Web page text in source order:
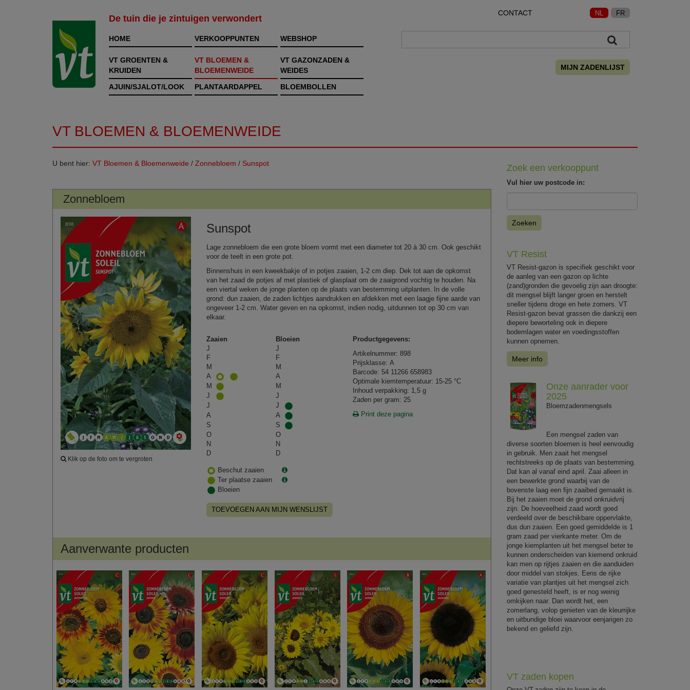
De tuin die je zintuigen verwondert
CONTACT NL FR
HOME VERKOOPPUNTEN WEBSHOP
VT GROENTEN &
KRUIDEN
VT BLOEMEN &
BLOEMENWEIDE
VT GAZONZADEN &
WEIDES
AJUIN/SJALOT/LOOK
PLANTAARDAPPEL BLOEMBOLLEN
MIJN ZADENLIJST
VT BLOEMEN & BLOEMENWEIDE
U bent hier: VT Bloemen & Bloemenweide / Zonnebloem / Sunspot
Zonnebloem
Klik op de foto om te vergroten
Sunspot
Lage zonnebloem die een grote bloem vormt met een diameter tot 20 à 30 cm. Ook geschikt
voor de teelt in een grote pot.
Binnenshuis in een kweekbakje of in potjes zaaien, 1-2 cm diep. Dek tot aan de opkomst
van het zaad de potjes af met plastiek of glasplaat om de zaaigrond vochtig te houden. Na
een viertal weken de jonge planten op de plaats van bestemming uitplanten. In de volle
grond: dun zaaien, de zaden lichtjes aandrukken en afdekken met een laagje fijne aarde van
ongeveer 1-2 cm. Water geven en na opkomst, indien nodig, uitdunnen tot op 30 cm van
elkaar.
Zaaien
Bloeien
J
J
F
F
M
M
A
A
M
M
J
J
J
J
A
A
S
S
O
O
N
N
D
D
Beschut zaaien
Ter plaatse zaaien
Bloeien
TOEVOEGEN AAN MIJN WENSLIJST
Productgegevens:
Artikelnummer: 898
Prijsklasse: A
Barcode: 54 11266 658983
Optimale kiemtemperatuur: 15-25 °C
Inhoud verpakking: 1,5 g
Zaden per gram: 25
Print deze pagina
Aanverwante producten
Zoek een verkooppunt
Vul hier uw postcode in:
Zoeken
VT Resist
VT Resist-gazon is specifiek geschikt voor
de aanleg van een gazon op lichte
(zand)gronden die gevoelig zijn aan droogte:
dit mengsel blijft langer groen en herstelt
sneller tijdens droge en hete zomers. VT
Resist-gazon bevat grassen die dankzij een
diepere beworteling ook in diepere
bodemlagen water en voedingsstoffen
kunnen opnemen.
Meer info
Onze aanrader voor
2025
Bloemzadenmengsels
Een mengsel zaden van
diverse soorten bloemen is heel eenvoudig
in gebruik. Men zaait het mengsel
rechtstreeks op de plaats van bestemming.
Dat kan al vanaf eind april. Zaai alleen in
een bewerkte grond waarbij van de
bovenste laag een fijn zaaibed gemaakt is.
Bij het zaaien moet de grond onkruidvrij
zijn. De hoeveelheid zaad wordt goed
verdeeld over de beschikbare oppervlakte,
dus dun zaaien. Een goed gemiddelde is 1
gram zaad per vierkante meter. Om de
jonge kiemplanten uit het mengsel beter te
kunnen onderscheiden van kiemend onkruid
kan men op rijtjes zaaien en die aanduiden
door middel van stokjes. Eens de rijke
variatie van plantjes uit het mengsel zich
goed genesteld heeft, is er nog weinig
omkijken naar. Dan wordt het, een
zomerlang, volop genieten van de kleurrijke
en uitbundige bloei waarvoor eenjarigen zo
bekend en geliefd zijn.
VT zaden kopen